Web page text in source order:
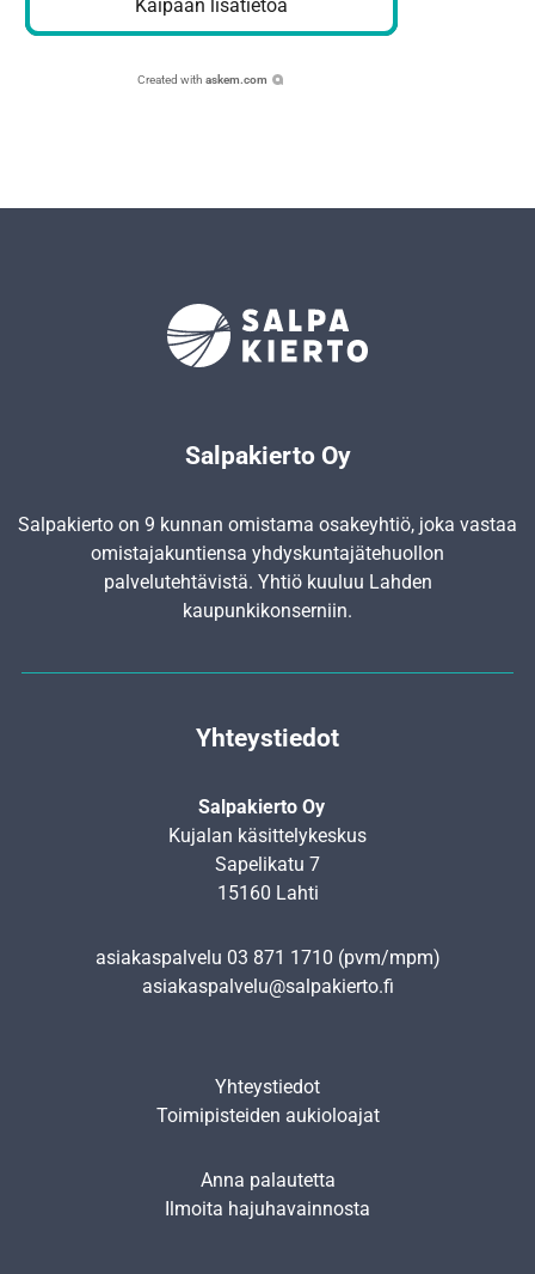
Kaipaan lisätietoa
Created with askem.com
Salpakierto Oy
Salpakierto on 9 kunnan omistama osakeyhtiö, joka vastaa
omistajakuntiensa yhdyskunta­jätehuollon
palvelutehtävistä. Yhtiö kuuluu Lahden
kaupunkikonserniin.
Yhteystiedot
Salpakierto Oy
Kujalan käsittelykeskus
Sapelikatu 7
15160 Lahti
asiakaspalvelu 03 871 1710 (pvm/mpm)
asiakaspalvelu@salpakierto.fi
Yhteystiedot
Toimipisteiden aukioloajat
Anna palautetta
Ilmoita hajuhavainnosta